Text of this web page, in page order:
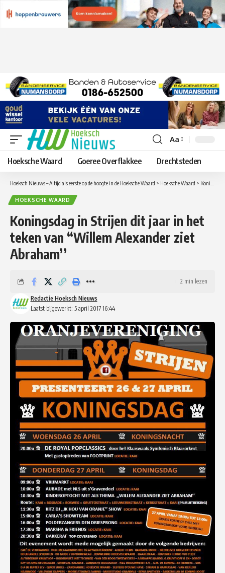
Lettergrootte
aanpassen
Aa
Hoeksche Waard Goeree Overflakkee Drechtsteden
Hoeksch Nieuws – Altijd als eerste op de hoogte in de Hoeksche Waard > Hoeksche Waard > Koningsdag in Strijen dit jaar in het teken van “Willem Alexander ziet Abraham’’
HOEKSCHE WAARD
Koningsdag in Strijen dit jaar in het
teken van “Willem Alexander ziet
Abraham’’
Laatst bijgewerkt: 5 april 2017 16:44
Redactie Hoeksch Nieuws
2 min lezen